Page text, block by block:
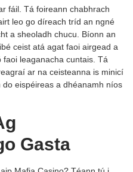
fáil. Tá foireann chabhrach
leo go díreach tríd an ngné
a sheoladh chucu. Bíonn an
ceist atá agat faoi airgead a
leaganacha cuntais. Tá
ar na ceisteanna is minicí
eispéireas a dhéanamh níos
Gasta